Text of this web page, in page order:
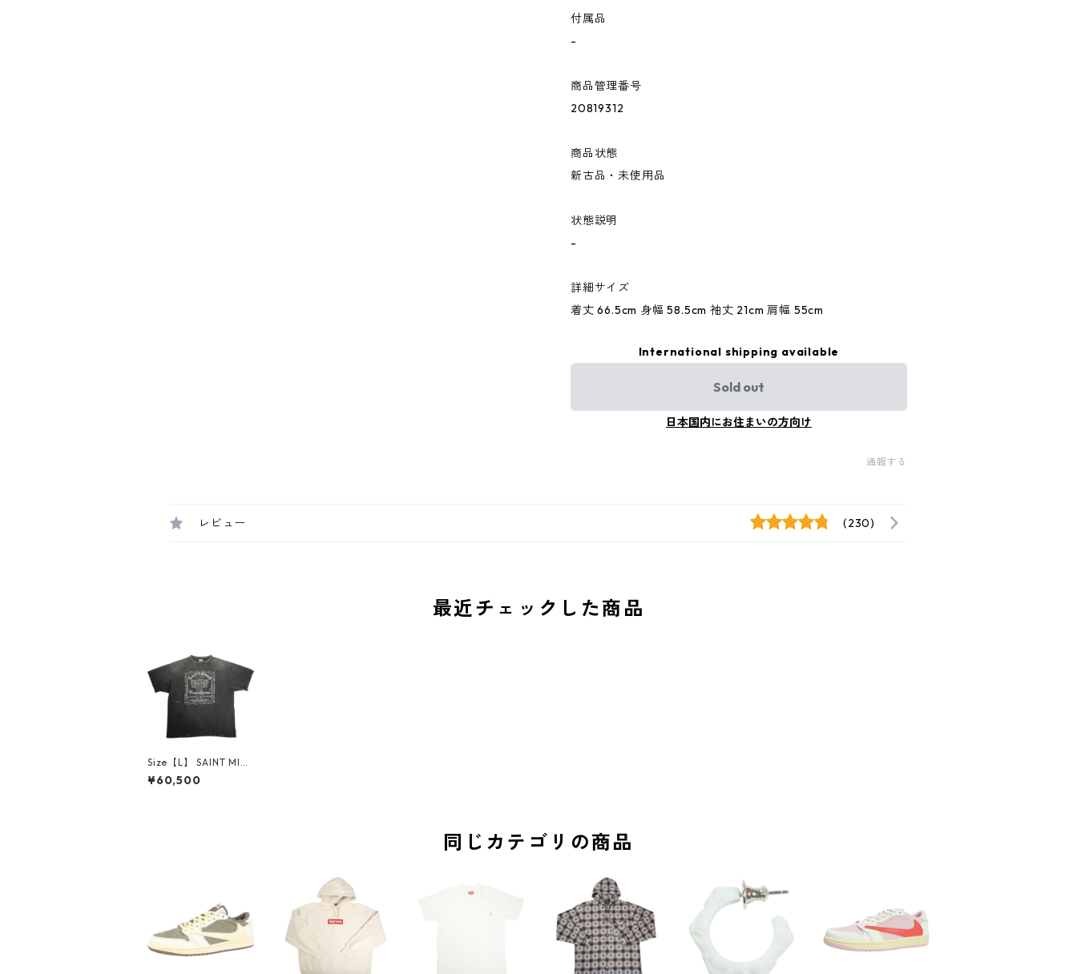
付属品
-
商品管理番号
20819312
商品状態
新古品・未使用品
状態説明
-
詳細サイズ
着丈 66.5cm 身幅 58.5cm 袖丈 21cm 肩幅 55cm
International shipping available
Sold out
日本国内にお住まいの方向け
通報する
レビュー (230)
最近チェックした商品
Size【L】 SAINT MIC
HAEL セント マイケル
× NEIGHBORHOOD S
¥60,500
同じカテゴリの商品